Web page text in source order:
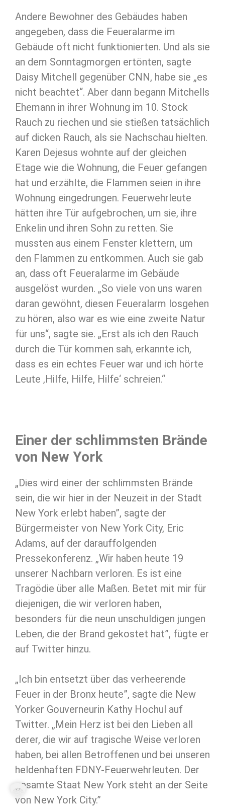
Andere Bewohner des Gebäudes haben
angegeben, dass die Feueralarme im
Gebäude oft nicht funktionierten. Und als sie
an dem Sonntagmorgen ertönten, sagte
Daisy Mitchell gegenüber CNN, habe sie „es
nicht beachtet“. Aber dann begann Mitchells
Ehemann in ihrer Wohnung im 10. Stock
Rauch zu riechen und sie stießen tatsächlich
auf dicken Rauch, als sie Nachschau hielten.
Karen Dejesus wohnte auf der gleichen
Etage wie die Wohnung, die Feuer gefangen
hat und erzählte, die Flammen seien in ihre
Wohnung eingedrungen. Feuerwehrleute
hätten ihre Tür aufgebrochen, um sie, ihre
Enkelin und ihren Sohn zu retten. Sie
mussten aus einem Fenster klettern, um
den Flammen zu entkommen. Auch sie gab
an, dass oft Feueralarme im Gebäude
ausgelöst wurden. „So viele von uns waren
daran gewöhnt, diesen Feueralarm losgehen
zu hören, also war es wie eine zweite Natur
für uns“, sagte sie. „Erst als ich den Rauch
durch die Tür kommen sah, erkannte ich,
dass es ein echtes Feuer war und ich hörte
Leute ‚Hilfe, Hilfe, Hilfe‘ schreien.“
Einer der schlimmsten Brände
von New York
„Dies wird einer der schlimmsten Brände
sein, die wir hier in der Neuzeit in der Stadt
New York erlebt haben”, sagte der
Bürgermeister von New York City, Eric
Adams, auf der darauffolgenden
Pressekonferenz. „Wir haben heute 19
unserer Nachbarn verloren. Es ist eine
Tragödie über alle Maßen. Betet mit mir für
diejenigen, die wir verloren haben,
besonders für die neun unschuldigen jungen
Leben, die der Brand gekostet hat”, fügte er
auf Twitter hinzu.
„Ich bin entsetzt über das verheerende
Feuer in der Bronx heute”, sagte die New
Yorker Gouverneurin Kathy Hochul auf
Twitter. „Mein Herz ist bei den Lieben all
derer, die wir auf tragische Weise verloren
haben, bei allen Betroffenen und bei unseren
heldenhaften FDNY-Feuerwehrleuten. Der
gesamte Staat New York steht an der Seite
von New York City.”